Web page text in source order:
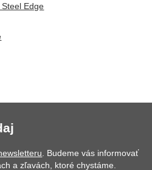
Edge
. Budeme vás informovať
a zľavách, ktoré chystáme.